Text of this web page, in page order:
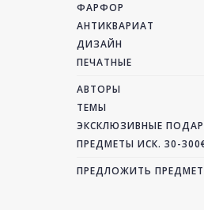
ФАРФОР
АНТИКВАРИАТ
ДИЗАЙН
ПЕЧАТНЫЕ
АВТОРЫ
ТЕМЫ
ЭКСКЛЮЗИВНЫЕ
ПРЕДМЕТЫ ИСК. 30-
ПРЕДЛОЖИТЬ ПРЕДМЕТ